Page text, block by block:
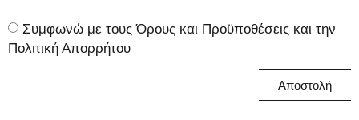
Συμφωνώ με τους Όρους και Προϋποθέσεις και την
Πολιτική Απορρήτου
Αποστολή